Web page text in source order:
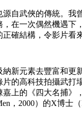
自武俠的傳統。
在一次偶然機遇
確結構，令影片看
新元素去豐富和
的高科技拍攝武
上的《四大名捕
2000）的X博士（